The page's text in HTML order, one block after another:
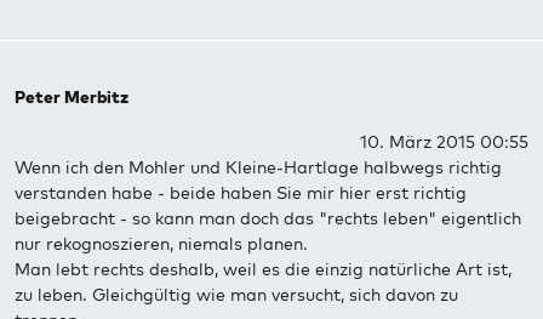
Peter Merbitz
10. März 2015 00:55
Wenn ich den Mohler und Kleine-Hartlage halbwegs richtig
verstanden habe - beide haben Sie mir hier erst richtig
beigebracht - so kann man doch das "rechts leben" eigentlich
nur rekognoszieren, niemals planen.
Man lebt rechts deshalb, weil es die einzig natürliche Art ist,
zu leben. Gleichgültig wie man versucht, sich davon zu